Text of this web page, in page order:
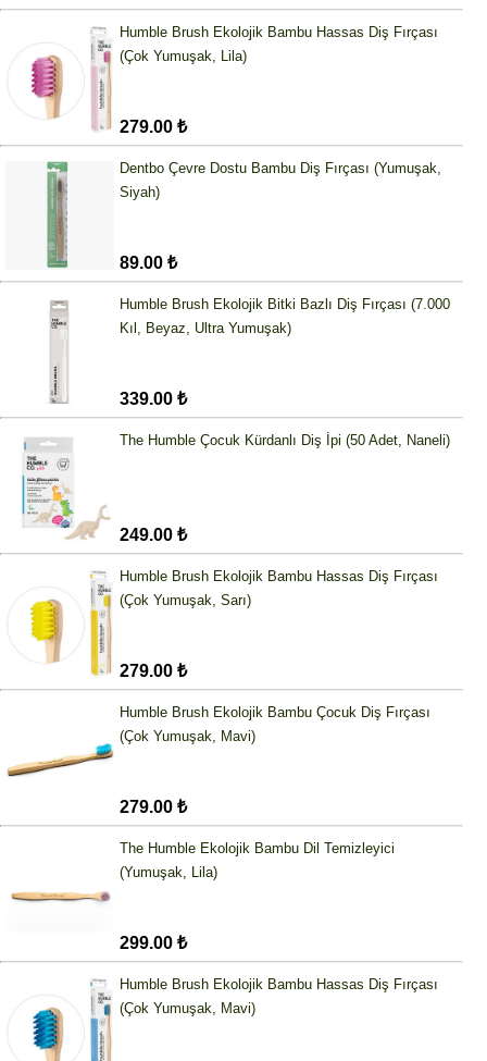
Humble Brush Ekolojik Bambu Hassas Diş Fırçası
(Çok Yumuşak, Lila)
279.00 ₺
Dentbo Çevre Dostu Bambu Diş Fırçası (Yumuşak,
Siyah)
89.00 ₺
Humble Brush Ekolojik Bitki Bazlı Diş Fırçası (7.000
Kıl, Beyaz, Ultra Yumuşak)
339.00 ₺
The Humble Çocuk Kürdanlı Diş İpi (50 Adet, Naneli)
249.00 ₺
Humble Brush Ekolojik Bambu Hassas Diş Fırçası
(Çok Yumuşak, Sarı)
279.00 ₺
Humble Brush Ekolojik Bambu Çocuk Diş Fırçası
(Çok Yumuşak, Mavi)
279.00 ₺
The Humble Ekolojik Bambu Dil Temizleyici
(Yumuşak, Lila)
299.00 ₺
Humble Brush Ekolojik Bambu Hassas Diş Fırçası
(Çok Yumuşak, Mavi)